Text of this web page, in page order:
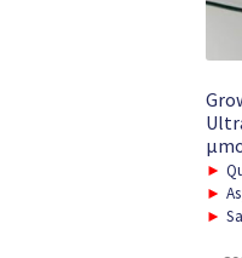
►
►
►